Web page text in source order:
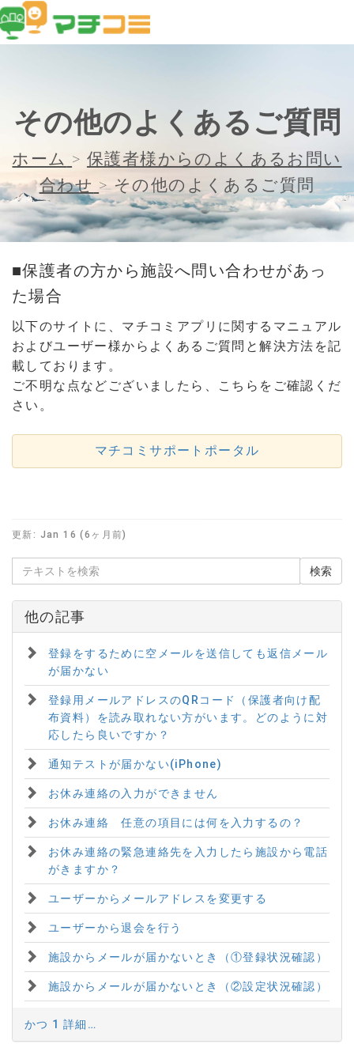
その他のよくあるご質問
ホーム > 保護者様からのよくあるお問い
合わせ > その他のよくあるご質問
■保護者の方から施設へ問い合わせがあっ
た場合
以下のサイトに、マチコミアプリに関するマニュアル
およびユーザー様からよくあるご質問と解決方法を記
載しております。
ご不明な点などございましたら、こちらをご確認くだ
さい。
マチコミサポートポータル
更新: Jan 16 (6ヶ月前)
他の記事
登録をするために空メールを送信しても返信メール
が届かない
登録用メールアドレスのQRコード（保護者向け配
布資料）を読み取れない方がいます。どのように対
応したら良いですか？
通知テストが届かない(iPhone)
お休み連絡の入力ができません
お休み連絡 任意の項目には何を入力するの？
お休み連絡の緊急連絡先を入力したら施設から電話
がきますか？
ユーザーからメールアドレスを変更する
ユーザーから退会を行う
施設からメールが届かないとき（①登録状況確認）
施設からメールが届かないとき（②設定状況確認）
かつ 1 詳細…